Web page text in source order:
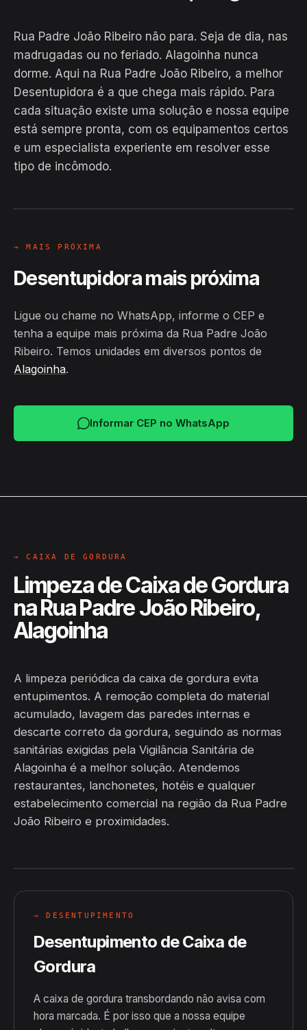
Rua Padre João Ribeiro não para. Seja de dia, nas
madrugadas ou no feriado. Alagoinha nunca
dorme. Aqui na Rua Padre João Ribeiro, a melhor
Desentupidora é a que chega mais rápido. Para
cada situação existe uma solução e nossa equipe
está sempre pronta, com os equipamentos certos
e um especialista experiente em resolver esse
tipo de incômodo.
Hiroshiro · Rua Padre João Ribeiro,
→ MAIS PRÓXIMA
Desentupidora mais próxima
Ligue ou chame no WhatsApp, informe o CEP e
tenha a equipe mais próxima da Rua Padre João
Ribeiro. Temos unidades em diversos pontos de
Alagoinha.
Informar CEP no WhatsApp
→ CAIXA DE GORDURA
Limpeza de Caixa de Gordura
na Rua Padre João Ribeiro,
Alagoinha
A limpeza periódica da caixa de gordura evita
entupimentos. A remoção completa do material
acumulado, lavagem das paredes internas e
descarte correto da gordura, seguindo as normas
sanitárias exigidas pela Vigilância Sanitária de
Alagoinha é a melhor solução. Atendemos
restaurantes, lanchonetes, hotéis e qualquer
estabelecimento comercial na região da Rua Padre
João Ribeiro e proximidades.
→ DESENTUPIMENTO
Desentupimento de Caixa de
Gordura
A caixa de gordura transbordando não avisa com
hora marcada. É por isso que a nossa equipe